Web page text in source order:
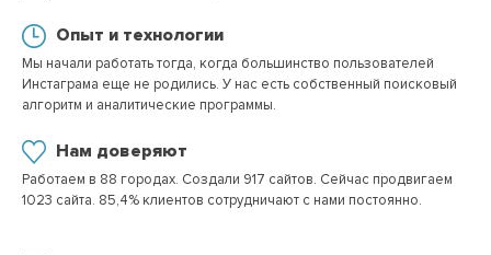
УЛУЧШЕНИЕ ЮЗАБИЛИТИ
ВКЛЮЧЕНО!
Больше заявок и ниже рекламная стоимость заказа, за счет
удобного сайта.
ОТПРАВИТЬ ЗАЯВКУ
Опыт и технологии
Мы начали работать тогда, когда большинство пользователей
Инстаграма еще не родились. У нас есть собственный поисковый
алгоритм и аналитические программы.
Нам доверяют
Работаем в 88 городах. Создали 917 сайтов. Сейчас продвигаем
1023 сайта. 85,4% клиентов сотрудничают с нами постоянно.